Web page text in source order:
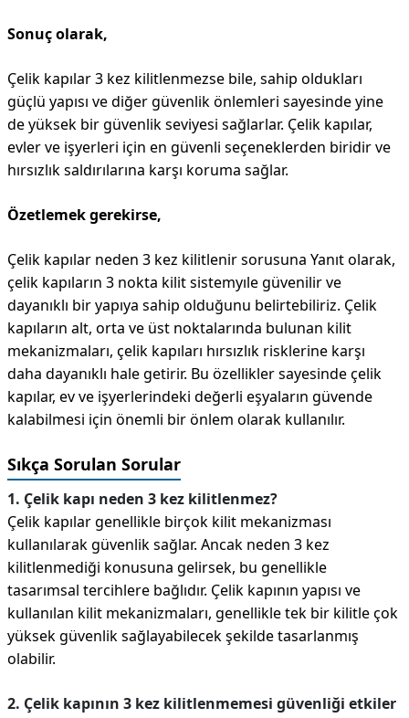
Sonuç olarak,
Çelik kapılar 3 kez kilitlenmezse bile, sahip oldukları
güçlü yapısı ve diğer güvenlik önlemleri sayesinde yine
de yüksek bir güvenlik seviyesi sağlarlar. Çelik kapılar,
evler ve işyerleri için en güvenli seçeneklerden biridir ve
hırsızlık saldırılarına karşı koruma sağlar.
Özetlemek gerekirse,
Çelik kapılar neden 3 kez kilitlenir sorusuna Yanıt olarak,
çelik kapıların 3 nokta kilit sistemyıle güvenilir ve
dayanıklı bir yapıya sahip olduğunu belirtebiliriz. Çelik
kapıların alt, orta ve üst noktalarında bulunan kilit
mekanizmaları, çelik kapıları hırsızlık risklerine karşı
daha dayanıklı hale getirir. Bu özellikler sayesinde çelik
kapılar, ev ve işyerlerindeki değerli eşyaların güvende
kalabilmesi için önemli bir önlem olarak kullanılır.
Sıkça Sorulan Sorular
1. Çelik kapı neden 3 kez kilitlenmez?
Çelik kapılar genellikle birçok kilit mekanizması
kullanılarak güvenlik sağlar. Ancak neden 3 kez
kilitlenmediği konusuna gelirsek, bu genellikle
tasarımsal tercihlere bağlıdır. Çelik kapının yapısı ve
kullanılan kilit mekanizmaları, genellikle tek bir kilitle çok
yüksek güvenlik sağlayabilecek şekilde tasarlanmış
olabilir.
2. Çelik kapının 3 kez kilitlenmemesi güvenliği etkiler